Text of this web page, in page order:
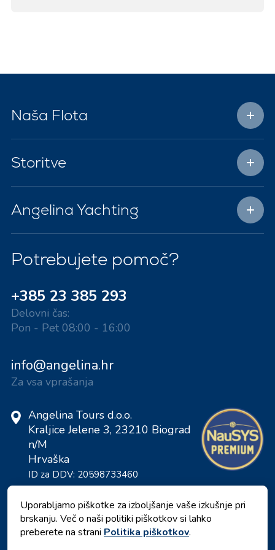
Naša Flota
Storitve
Angelina Yachting
Potrebujete pomoč?
+385 23 385 293
Delovni čas:
Pon - Pet 08:00 - 16:00
info@angelina.hr
Za vsa vprašanja
Angelina Tours d.o.o.
Kraljice Jelene 3, 23210 Biograd
n/M
Hrvaška
ID za DDV: 20598733460
ID: HR-AB-23-060130534, MB:
0650676
Uporabljamo piškotke za izboljšanje vaše izkušnje pri
brskanju. Več o naši politiki piškotkov si lahko
preberete na strani Politika piškotkov.